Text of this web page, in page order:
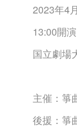
2023年4
13:00開
国立劇場
主催：箏
後援：箏